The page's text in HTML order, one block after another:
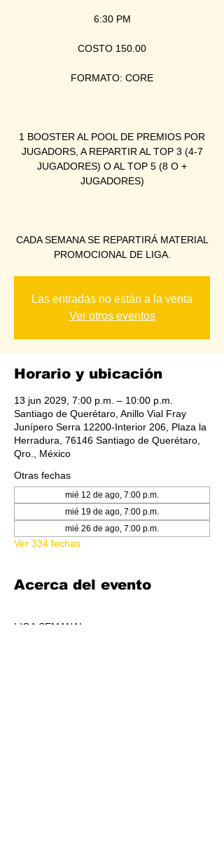
6:30 PM
COSTO 150.00
FORMATO: CORE
1 BOOSTER AL POOL DE PREMIOS POR
JUGADORS, A REPARTIR AL TOP 3 (4-7
JUGADORES) O AL TOP 5 (8 O +
JUGADORES)
CADA SEMANA SE REPARTIRÁ MATERIAL
PROMOCIONAL DE LIGA.
Las entradas no están a la venta
Ver otros eventos
Horario y ubicación
13 jun 2029, 7:00 p.m. – 10:00 p.m.
Santiago de Querétaro, Anillo Vial Fray
Junípero Serra 12200-Interior 206, Plaza la
Herradura, 76146 Santiago de Querétaro,
Qro., México
Otras fechas
mié 12 de ago, 7:00 p.m.
mié 19 de ago, 7:00 p.m.
mié 26 de ago, 7:00 p.m.
Ver 334 fechas
Acerca del evento
LIGA SEMANAL